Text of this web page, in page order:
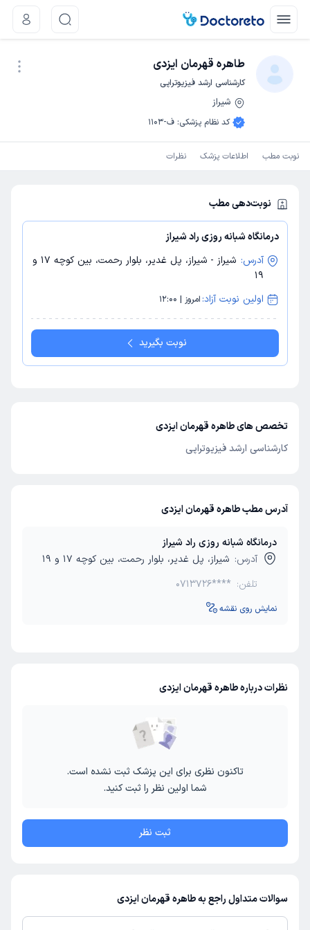
طاهره قهرمان ایزدی
کارشناسی ارشد فیزیوتراپی
شیراز
کد نظام پزشکی: ف-1103
نوبت مطب اطلاعات پزشک نظرات
نوبت‌دهی مطب
درمانگاه شبانه روزی راد شیراز
آدرس:
شیراز - شیراز، پل غدیر، بلوار رحمت، بین کوچه 17 و
19
اولین نوبت آزاد: امروز | 12:00
نوبت بگیرید
تخصص های طاهره قهرمان ایزدی
کارشناسی ارشد فیزیوتراپی
آدرس مطب طاهره قهرمان ایزدی
درمانگاه شبانه روزی راد شیراز
آدرس: شیراز، پل غدیر، بلوار رحمت، بین کوچه 17 و 19
تلفن: 0713726****
نمایش روی نقشه
نظرات درباره طاهره قهرمان ایزدی
تاکنون نظری برای این پزشک ثبت نشده است.
شما اولین نظر را ثبت کنید.
ثبت نظر
سوالات متداول راجع به طاهره قهرمان ایزدی